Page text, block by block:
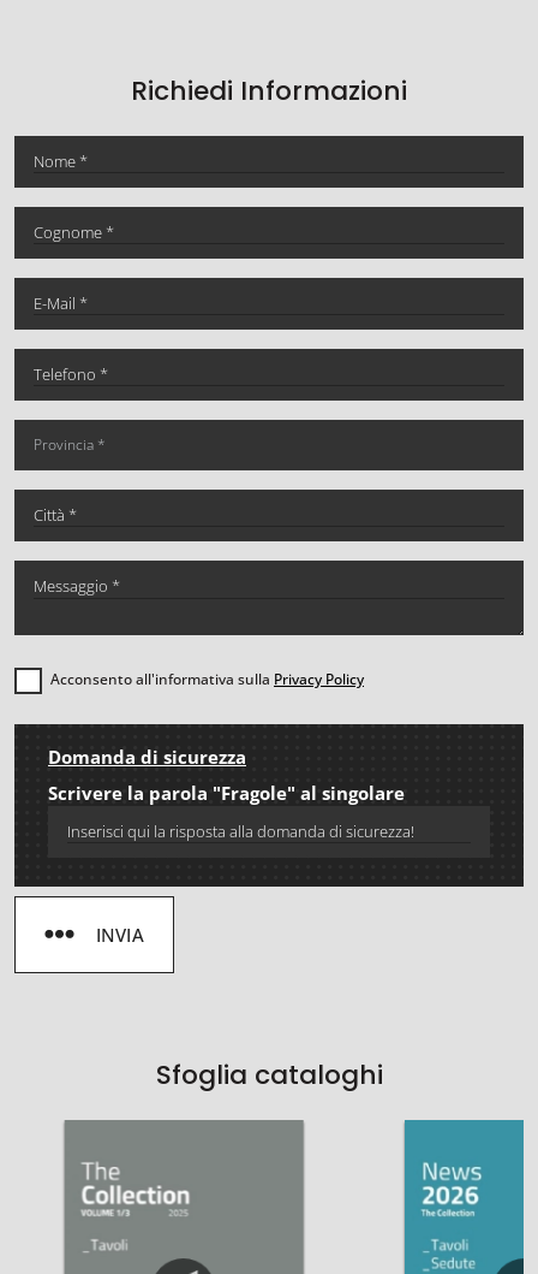
Sfoglia cataloghi
Richiedi Informazioni
Acconsento all'informativa sulla Privacy Policy
Domanda di sicurezza
Scrivere la parola "Fragole" al singolare
INVIA